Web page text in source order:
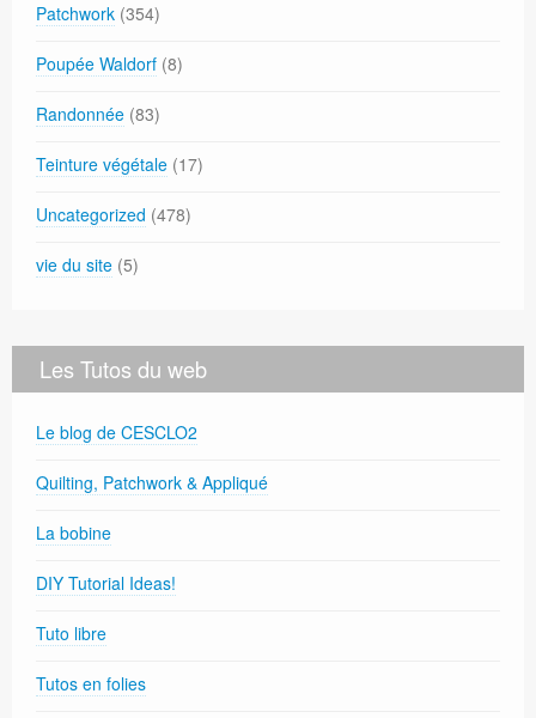
Patchwork (354)
Poupée Waldorf (8)
Randonnée (83)
Teinture végétale (17)
Uncategorized (478)
vie du site (5)
Les Tutos du web
Le blog de CESCLO2
Quilting, Patchwork & Appliqué
La bobine
DIY Tutorial Ideas!
Tuto libre
Tutos en folies